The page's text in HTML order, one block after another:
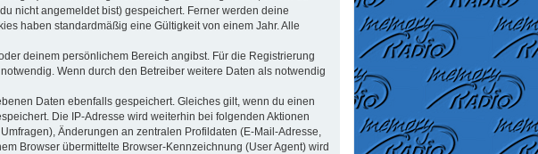
nicht angemeldet bist) gespeichert. Ferner werden deine
haben standardmäßig eine Gültigkeit von einem Jahr. Alle
deinem persönlichem Bereich angibst. Für die Registrierung
Wenn durch den Betreiber weitere Daten als notwendig
Daten ebenfalls gespeichert. Gleiches gilt, wenn du einen
Die IP-Adresse wird weiterhin bei folgenden Aktionen
Änderungen an zentralen Profildaten (E-Mail-Adresse,
Browser übermittelte Browser-Kennzeichnung (User Agent) wird